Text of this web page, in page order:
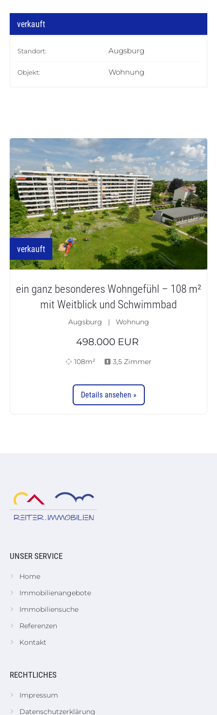
verkauft
Standort: Augsburg
Objekt: Wohnung
verkauft
ein ganz besonderes Wohngefühl – 108 m²
mit Weitblick und Schwimmbad
Augsburg | Wohnung
498.000 EUR
108m² 3,5 Zimmer
Details ansehen »
UNSER SERVICE
Home
Immobilienangebote
Immobiliensuche
Referenzen
Kontakt
RECHTLICHES
Impressum
Datenschutzerklärung